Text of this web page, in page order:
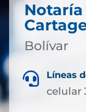
Notaría
Bolívar
 Líneas
celular